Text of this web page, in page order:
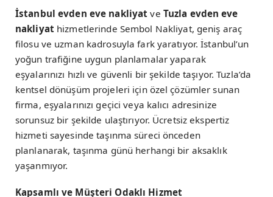
İstanbul evden eve nakliyat ve Tuzla evden eve
nakliyathizmetlerinde Sembol Nakliyat, geniş araç
filosu ve uzman kadrosuyla fark yaratıyor. İstanbul’un
yoğun trafiğine uygun planlamalar yaparak
eşyalarınızı hızlı ve güvenli bir şekilde taşıyor. Tuzla’da
kentsel dönüşüm projeleri için özel çözümler sunan
firma, eşyalarınızı geçici veya kalıcı adresinize
sorunsuz bir şekilde ulaştırıyor. Ücretsiz ekspertiz
hizmeti sayesinde taşınma süreci önceden
planlanarak, taşınma günü herhangi bir aksaklık
yaşanmıyor.
Kapsamlı ve Müşteri Odaklı Hizmet